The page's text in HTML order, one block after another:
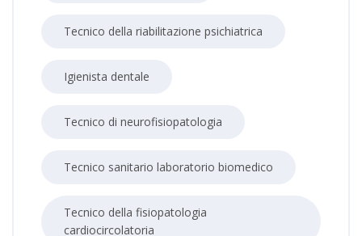
Tecnico della riabilitazione psichiatrica
Igienista dentale
Tecnico di neurofisiopatologia
Tecnico sanitario laboratorio biomedico
Tecnico della fisiopatologia
cardiocircolatoria